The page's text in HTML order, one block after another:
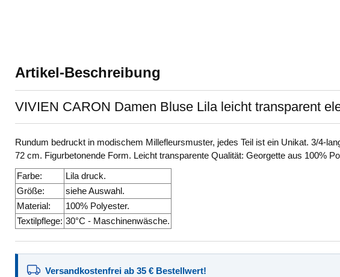
Artikel-Beschreibung
VIVIEN CARON Damen Bluse Lila leicht transparent
Rundum bedruckt in modischem Millefleursmuster, jedes Teil ist ein Unikat. 3/4-
72 cm. Figurbetonende Form. Leicht transparente Qualität: Georgette aus 100%
Farbe:
Lila druck.
Größe:
siehe Auswahl.
Material:
100% Polyester.
Textilpflege: 30°C - Maschinenwäsche.
Versandkostenfrei ab 35 € Bestellwert!